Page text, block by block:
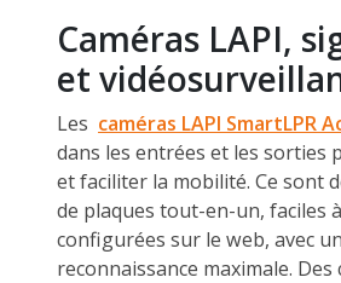
Caméras LAPI,
et
Les caméras LAPI SmartLPR
dans les entrées et les sorties
et faciliter la mobilité. Ce sont
de plaques tout-en-un, faciles
configurées sur le web, avec
reconnaissance maximale. Des